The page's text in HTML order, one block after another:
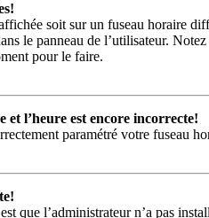
soit sur un fuseau horaire
le panneau de l’utilisateur.
pour le faire.
et l’heure est encore incorrecte!
paramétré votre fuseau
que l’administrateur n’a pas